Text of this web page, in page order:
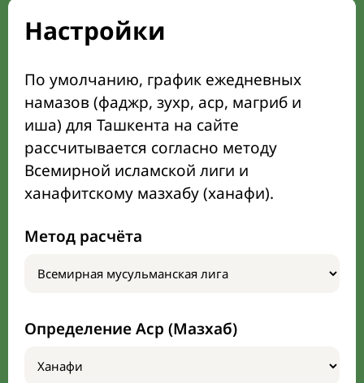
Настройки
По умолчанию, график ежедневных
намазов (фаджр, зухр, аср, магриб и
иша) для Ташкента на сайте
рассчитывается согласно методу
Всемирной исламской лиги и
ханафитскому мазхабу (ханафи).
Метод расчёта
Определение Аср (Мазхаб)